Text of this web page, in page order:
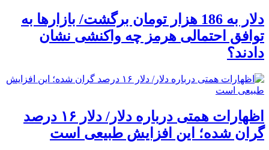
دلار به 186 هزار تومان برگشت/ بازارها به
توافق احتمالی هرمز چه واکنشی نشان
دادند؟
اظهارات همتی درباره دلار/ دلار ۱۶ درصد
گران شده؛ این افزایش طبیعی است